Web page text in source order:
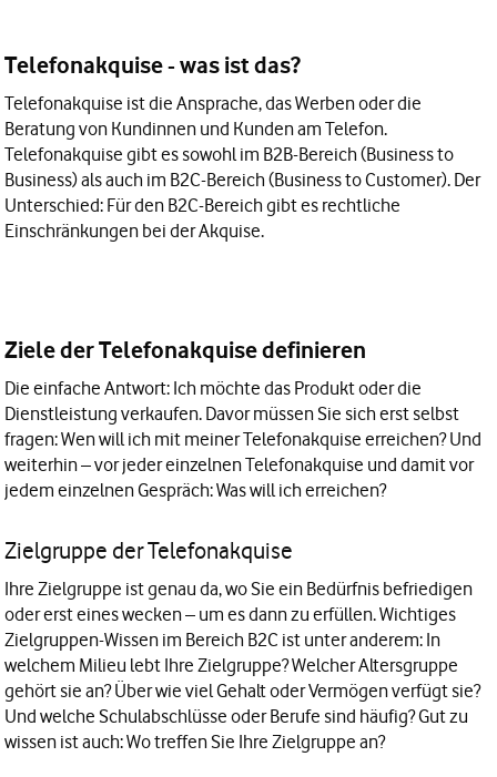
Telefonakquise - was ist das?
Telefonakquise ist die Ansprache, das Werben oder die
Beratung von Kundinnen und Kunden am Telefon.
Telefonakquise gibt es sowohl im B2B-Bereich (Business to
Business) als auch im B2C-Bereich (Business to Customer). Der
Unterschied: Für den B2C-Bereich gibt es rechtliche
Einschränkungen bei der Akquise.
Ziele der Telefonakquise definieren
Die einfache Antwort: Ich möchte das Produkt oder die
Dienstleistung verkaufen. Davor müssen Sie sich erst selbst
fragen: Wen will ich mit meiner Telefonakquise erreichen? Und
weiterhin – vor jeder einzelnen Telefonakquise und damit vor
jedem einzelnen Gespräch: Was will ich erreichen?
Zielgruppe der Telefonakquise
Ihre Zielgruppe ist genau da, wo Sie ein Bedürfnis befriedigen
oder erst eines wecken – um es dann zu erfüllen. Wichtiges
Zielgruppen-Wissen im Bereich B2C ist unter anderem: In
welchem Milieu lebt Ihre Zielgruppe? Welcher Altersgruppe
gehört sie an? Über wie viel Gehalt oder Vermögen verfügt sie?
Und welche Schulabschlüsse oder Berufe sind häufig? Gut zu
wissen ist auch: Wo treffen Sie Ihre Zielgruppe an?